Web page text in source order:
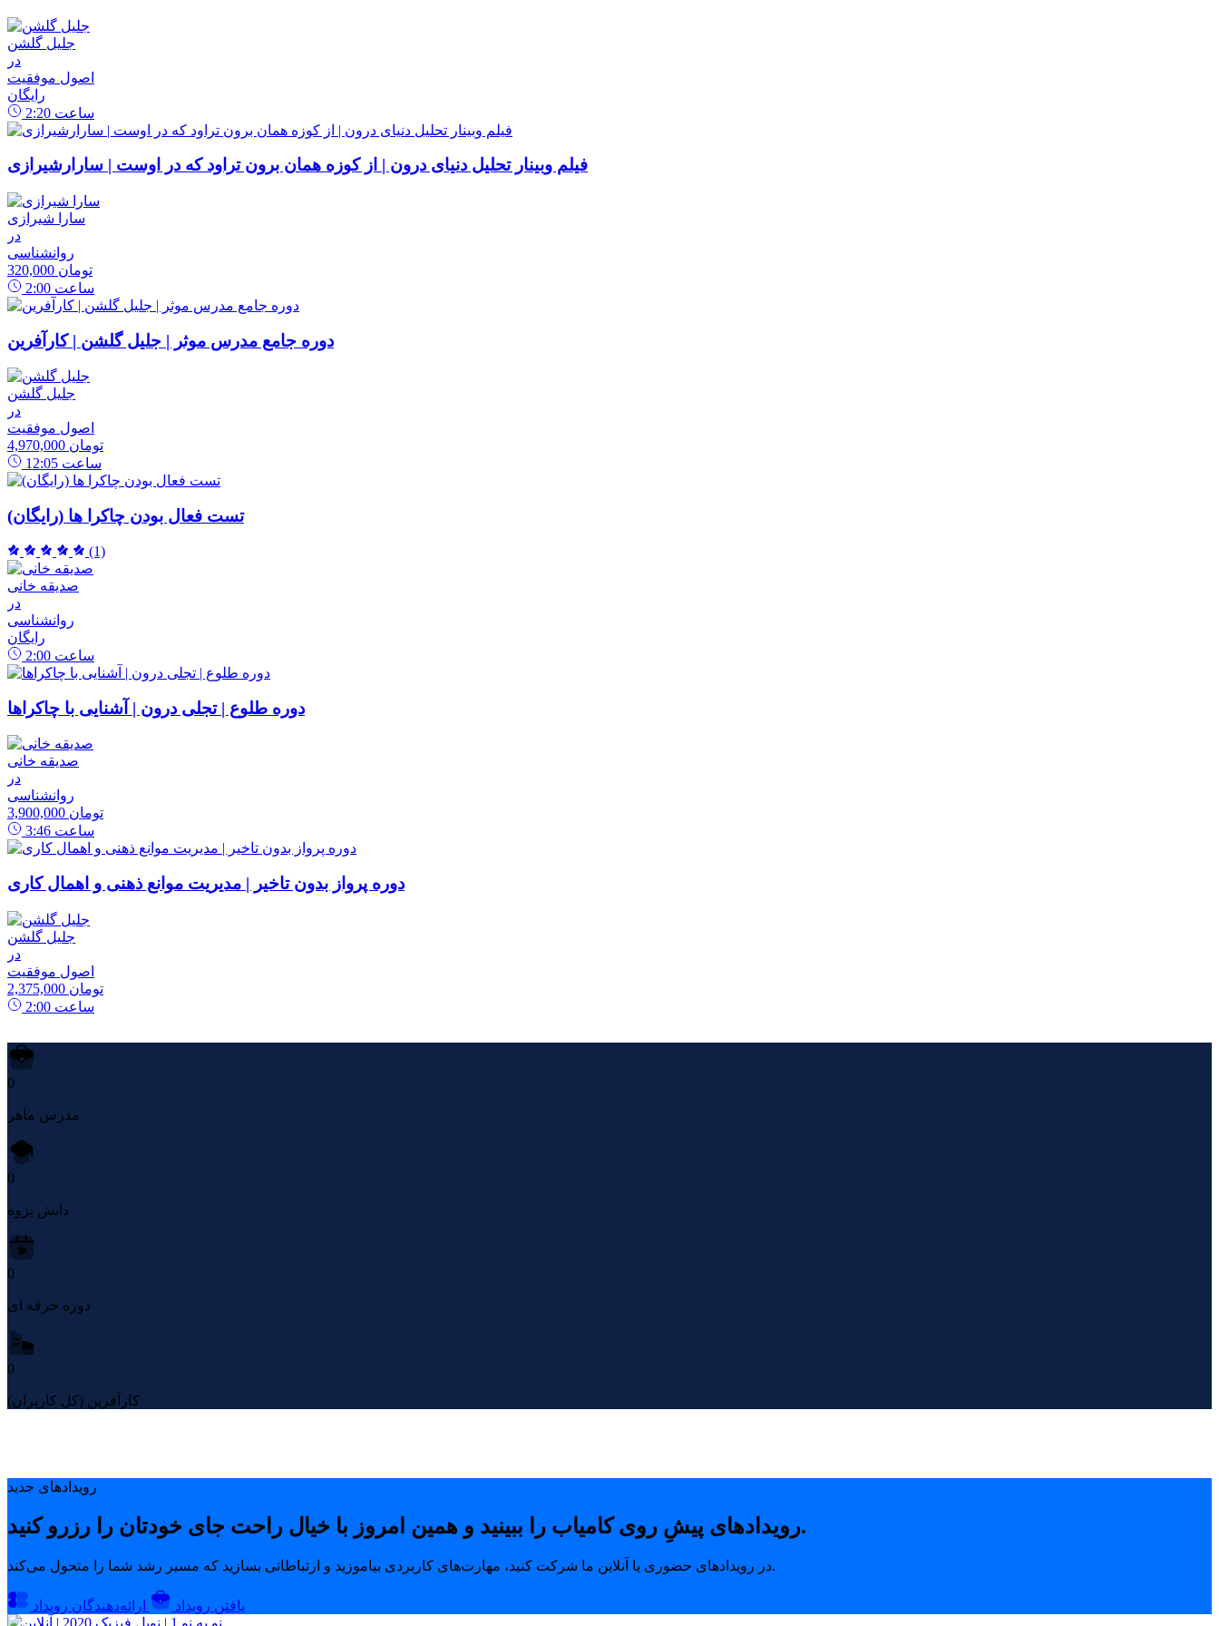
جلیل گلشن
در
اصول موفقیت
رایگان
2:20 ساعت
فیلم وبینار تحلیل دنیای درون | از کوزه همان برون تراود که در اوست | سارارشیرازی
سارا شیرازی
در
روانشناسی
320,000 تومان
2:00 ساعت
دوره جامع مدرس موثر | جلیل گلشن | کارآفرین
جلیل گلشن
در
اصول موفقیت
4,970,000 تومان
12:05 ساعت
تست فعال بودن چاکرا ها (رایگان)
(1)
صدیقه خانی
در
روانشناسی
رایگان
2:00 ساعت
دوره طلوع | تجلی درون | آشنایی با چاکراها
صدیقه خانی
در
روانشناسی
3,900,000 تومان
3:46 ساعت
دوره پرواز بدون تاخیر | مدیریت موانع ذهنی و اهمال کاری
جلیل گلشن
در
اصول موفقیت
2,375,000 تومان
2:00 ساعت
0
مدرس ماهر
0
دانش پژوه
0
دوره حرفه ای
0
کارآفرین (کل کاربران)
رویدادهای جدید
رویدادهای پیشِ روی کامیاب را ببینید و همین امروز با خیال راحت جای خودتان را رزرو کنید.
در رویدادهای حضوری یا آنلاین ما شرکت کنید، مهارت‌های کاربردی بیاموزید و ارتباطاتی بسازید که مسیر رشد شما را متحول می‌کند.
یافتن رویداد ارائه‌دهندگان رویداد